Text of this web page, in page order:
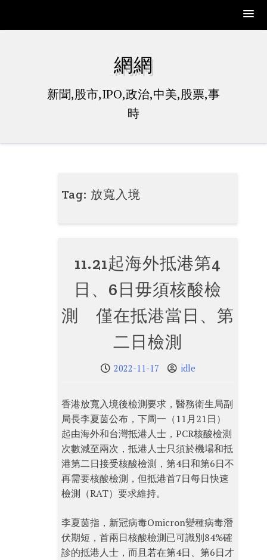
網網
新聞,股市,IPO,政治,中美,股票,事
時
Tag: 放寬入境
11.21起海外抵港第4
日、6日毋須核酸檢
測 僅在抵港當日、第
二日檢測
2022-11-17 idle
香港放寬入境後檢測要求，醫務衛生局副
局長李夏茵公布，下周一（11月21日）
起由海外和台灣抵港人士，PCR核酸檢測
次數減至兩次，抵港人士只須於機場和抵
港第二日接受核酸檢測，第4日和第6日不
再需要核酸檢測，但抵港首7日每日快速
檢測（RAT）要求維持。
李夏茵指，新冠病毒Omicron變種病毒潛
伏期短，首兩日核酸檢測已可識別84%確
診的抵港人士，而且若在第4日、第6日才